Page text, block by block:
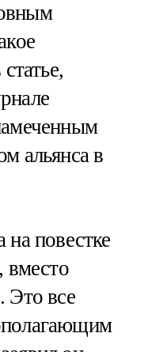
альянса в
повестке
вместо
Это все